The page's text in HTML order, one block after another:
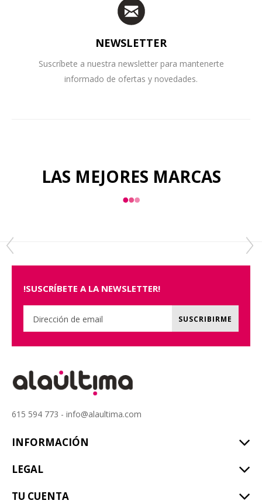
NEWSLETTER
Suscríbete a nuestra newsletter para mantenerte
informado de ofertas y novedades.
LAS MEJORES MARCAS
!SUSCRÍBETE A LA NEWSLETTER!
SUSCRIBIRME
615 594 773 - info@alaultima.com
INFORMACIÓN
LEGAL
TU CUENTA